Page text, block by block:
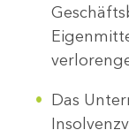
Das